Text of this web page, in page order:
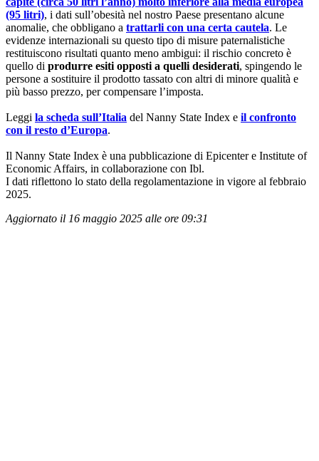
(95 litri), i dati sull’obesità nel nostro Paese presentano alcune
anomalie, che obbligano a trattarli con una certa cautela. Le
evidenze internazionali su questo tipo di misure paternalistiche
restituiscono risultati quanto meno ambigui: il rischio concreto è
quello di produrre esiti opposti a quelli desiderati, spingendo le
persone a sostituire il prodotto tassato con altri di minore qualità e
più basso prezzo, per compensare l’imposta.
Leggi la scheda sull’Italia del Nanny State Index e il confronto
con il resto d’Europa.
Il Nanny State Index è una pubblicazione di Epicenter e Institute of
Economic Affairs, in collaborazione con Ibl.
I dati riflettono lo stato della regolamentazione in vigore al febbraio
2025.
Aggiornato il 16 maggio 2025 alle ore 09:31